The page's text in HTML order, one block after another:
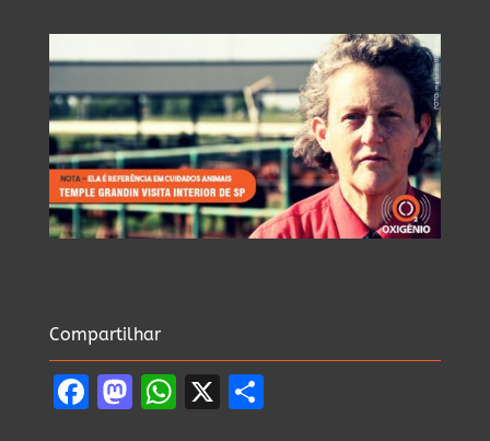
Compartilhar
Facebook
Mastodon
WhatsApp
X